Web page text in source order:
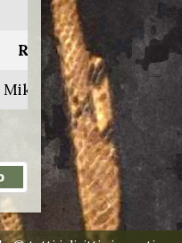
Ladro
Regia di:
Mike Nichols